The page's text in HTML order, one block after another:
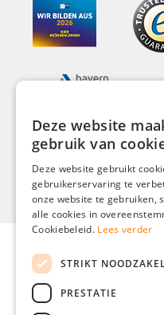
Legal notice
Privacy policy
© 2026 Weidinger
Deze website
gebruik van
Deze website gebruikt
gebruikerservaring te
onze website te gebruiken,
alle cookies in
Cookiebeleid. Lees verder
STRIKT
PRESTATIE